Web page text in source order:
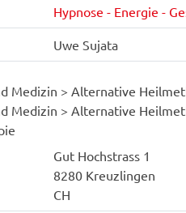
Hypnose - Energie -
Uwe Sujata
Medizin > Alternative
Medizin > Alternative
Gut Hochstrass 1
8280 Kreuzlingen
CH